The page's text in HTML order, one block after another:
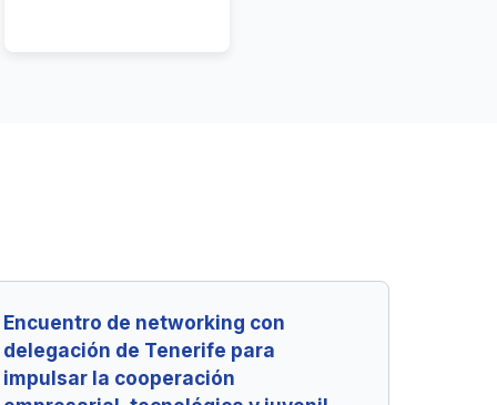
Encuentro de networking con
delegación de Tenerife para
impulsar la cooperación